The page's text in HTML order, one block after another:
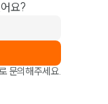
요?
로 문의해주세요.